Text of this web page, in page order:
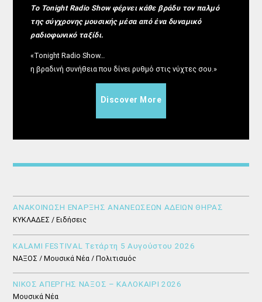
Το Tonight Radio Show φέρνει κάθε βράδυ τον παλμό
της σύγχρονης μουσικής μέσα από ένα δυναμικό
ραδιοφωνικό ταξίδι.
«Tonight Radio Show…
η βραδινή συνήθεια που δίνει ρυθμό στις νύχτες σου.»
Discover More
ΑΝΑΚΟΙΝΩΣΗ ΕΝΑΡΞΗΣ ΑΝΑΝΕΩΣΕΩΝ ΑΔΕΙΩΝ ΘΗΡΑΣ
ΚΥΚΛΑΔΕΣ / Ειδήσεις
KALAMI FESTIVAL Τετάρτη 5 Αυγούστου 2026
ΝΑΞΟΣ / Μουσικά Νέα / Πολιτισμός
ΝΙΚΟΣ ΑΠΕΡΓΗΣ ΝΑΞΟΣ – ΚΑΛΟΚΑΙΡΙ 2026
Μουσικά Νέα